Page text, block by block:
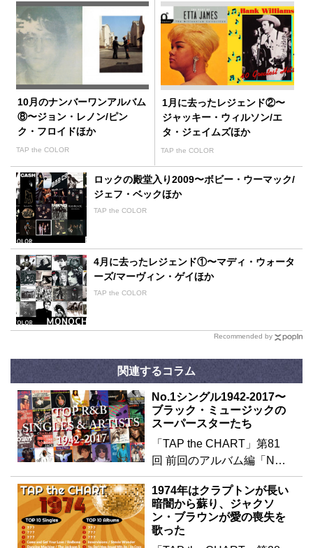
10月のナンバーワンアルバム
⑧〜ジョン・レノン/ピン
ク・フロイドほか
TAP the COLOR
1月に去ったレジェンド②〜
ジャッキー・ウィルソン/エ
タ・ジェイムズほか
TAP the COLOR
ロックの殿堂入り2009〜ボビー・ウーマック/
ジェフ・ベックほか
TAP the COLOR
4月に去ったレジェンド①〜マディ・ウォータ
ーズ/マーヴィン・ゲイほか
TAP the COLOR
Recommended by
関連するコラム
No.1シングル1942-2017〜
ブラック・ミュージックの
スーパースターたち
「TAP the CHART」第81
回 前回のアルバム編「N…
1974年はクラプトンが長い
暗闇から蘇り、ジャクソ
ン・ブラウンが愛の喪失を
歌った